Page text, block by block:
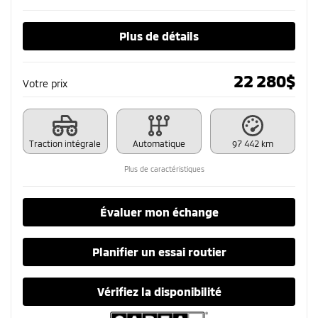
Plus de détails
Votre prix 22 280$
Traction intégrale Automatique 97 442 km
Plus de caractéristiques
Évaluer mon échange
Planifier un essai routier
Vérifiez la disponibilité